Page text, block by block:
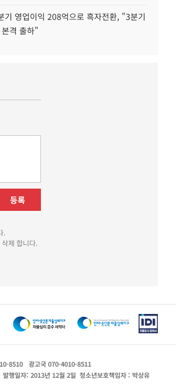
기 영업이익 208억으로 흑자전환, "3분기
격 출하"
등록
.
제 합니다.
8510
광고국 070-4010-8511
발행일자: 2013년 12월 2일 청소년보호책임자 : 박상유